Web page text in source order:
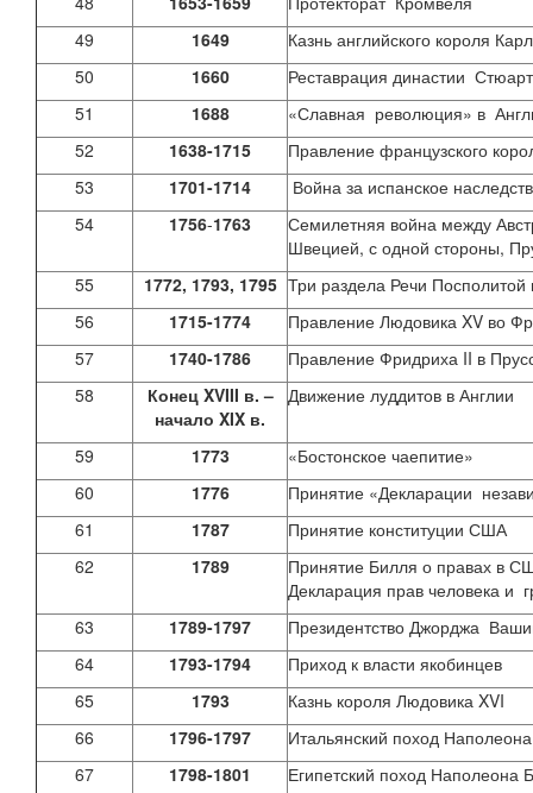
49
1649
Казнь английского короля
50
1660
Реставрация династии
51
1688
«Славная революция» в
52
1638-1715
Правление французского
53
1701-1714
Война за испанское
54
1756-1763
Семилетняя война между
Швецией, с одной стороны,
55
1772, 1793, 1795 Три раздела Речи
56
1715-1774
Правление Людовика XV во
57
1740-1786
Правление Фридриха II в
58
Конец XVIII в. –
начало XIX в.
Движение луддитов в Англии
59 1773
«Бостонское чаепитие»
60
1776
Принятие «Декларации
61
1787
Принятие конституции США
62
1789
Принятие Билля о правах в
Декларация прав человека и
63
1789-1797
Президентство Джорджа
64
1793-1794
Приход к власти якобинцев
65
1793
Казнь короля Людовика XVI
66
1796-1797
Итальянский поход
67
1798-1801
Египетский поход Наполеона